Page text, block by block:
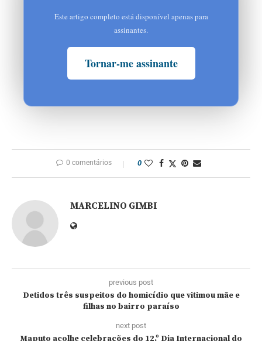
Este artigo completo está disponível apenas para
assinantes.
Tornar-me assinante
0 comentários 0
MARCELINO GIMBI
previous post
Detidos três suspeitos do homicídio que vitimou mãe e
filhas no bairro paraíso
next post
Maputo acolhe celebrações do 12.º Dia Internacional do